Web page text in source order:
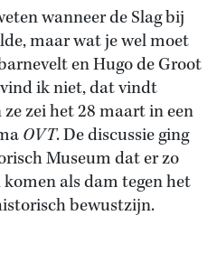
Zoek
wanneer de Slag bij
maar wat je wel moet
en Hugo de Groot
ik niet, dat vindt
zei het 28 maart in een
OVT. De discussie ging
Museum dat er zo
als dam tegen het
bewustzijn.